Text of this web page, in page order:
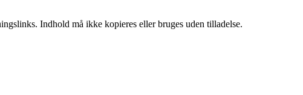
Indhold må ikke kopieres eller bruges uden tilladelse.